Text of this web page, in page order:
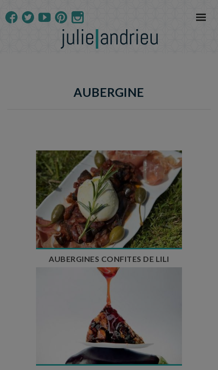
AUBERGINE
Temps de préparation : 15 min
Temps de cuisson : 2h45
Nombre de couverts : 6
AUBERGINES CONFITES DE LILI
Temps de préparation : 20 min
Temps de cuisson : 25 min
Temps de repos : 1h30
Nombre de couverts : 6